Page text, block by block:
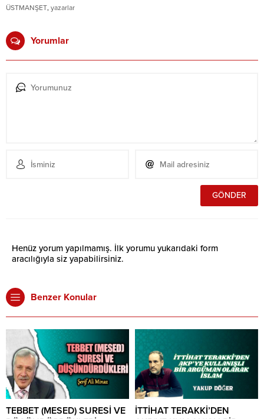
ÜSTMANŞET, yazarlar
Yorumlar
Henüz yorum yapılmamış. İlk yorumu yukarıdaki form
aracılığıyla siz yapabilirsiniz.
Benzer Konular
TEBBET (MESED) SURESİ VE
İTTİHAT TERAKKİ’DEN